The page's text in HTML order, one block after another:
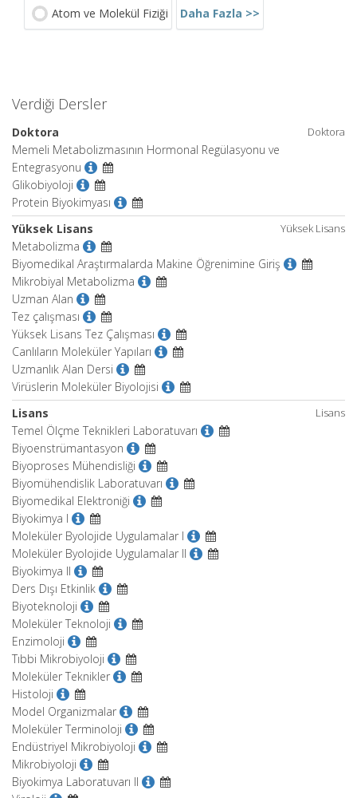
Atom ve Molekül Fiziği Daha Fazla >>
Verdiği Dersler
Doktora
Doktora
Memeli Metabolizmasının Hormonal Regülasyonu ve
Entegrasyonu
Glikobiyoloji
Protein Biyokimyası
Yüksek Lisans
Yüksek Lisans
Metabolizma
Biyomedikal Araştırmalarda Makine Öğrenimine Giriş
Mikrobiyal Metabolizma
Uzman Alan
Tez çalışması
Yüksek Lisans Tez Çalışması
Canlıların Moleküler Yapıları
Uzmanlık Alan Dersi
Virüslerin Moleküler Biyolojisi
Lisans
Lisans
Temel Ölçme Teknikleri Laboratuvarı
Biyoenstrümantasyon
Biyoproses Mühendisliği
Biyomühendislik Laboratuvarı
Biyomedikal Elektroniği
Biyokimya I
Moleküler Byolojide Uygulamalar I
Moleküler Byolojide Uygulamalar II
Biyokimya II
Ders Dışı Etkinlik
Biyoteknoloji
Moleküler Teknoloji
Enzimoloji
Tıbbi Mikrobiyoloji
Moleküler Teknikler
Histoloji
Model Organizmalar
Moleküler Terminoloji
Endüstriyel Mikrobiyoloji
Mikrobiyoloji
Biyokimya Laboratuvarı II